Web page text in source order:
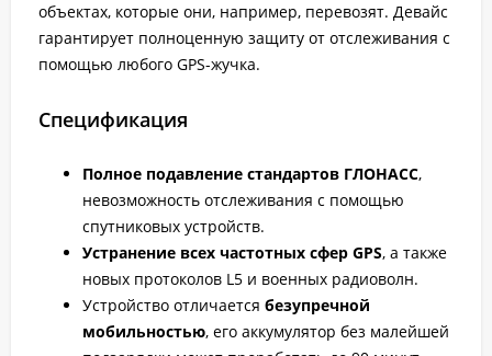
объектах, которые они, например, перевозят. Девайс
гарантирует полноценную защиту от отслеживания с
помощью любого GPS-жучка.
Спецификация
Полное подавление стандартов ГЛОНАСС,
невозможность отслеживания с помощью
спутниковых устройств.
Устранение всех частотных сфер GPS, а также
новых протоколов L5 и военных радиоволн.
Устройство отличается безупречной
мобильностью, его аккумулятор без малейшей